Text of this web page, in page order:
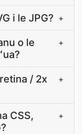
i le JPG? +
o le
+
/ 2x
+
CSS,
+